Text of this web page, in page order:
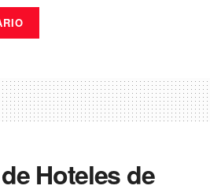
Hoteles de